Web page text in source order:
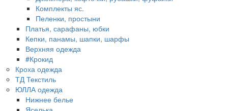
Комплекты яс.
Пеленки, простыни
Платья, сарафаны, юбки
Кепки, панамы, шапки, шарфы
Верхняя одежда
#Крокид
Кроха одежда
ТД Текстиль
ЮЛЛА одежда
Нижнее белье